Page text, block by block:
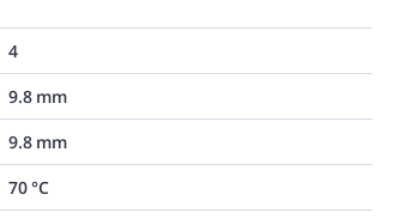
4
9.8 mm
9.8 mm
70 °C